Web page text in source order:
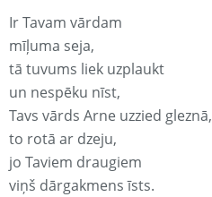
Ir Tavam vārdam
mīļuma seja,
tā tuvums liek uzplaukt
un nespēku nīst,
Tavs vārds Arne uzzied gleznā,
to rotā ar dzeju,
jo Taviem draugiem
viņš dārgakmens īsts.